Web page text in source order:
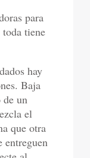
para
toda tiene
hay
Baja
de un
el
que otra
entreguen